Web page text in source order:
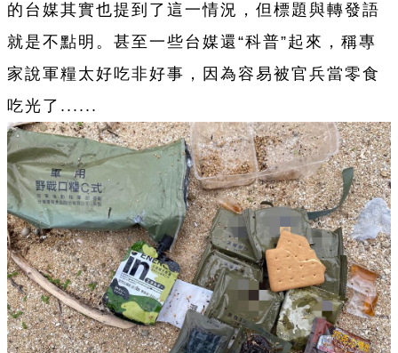
的 台 媒其實也提到了這一情況，但標題與轉發語
就是不點明。甚至一些台 媒還“科普”起來，稱專
家說軍糧太好吃非好事，因為容易被官兵當零食
吃光了......